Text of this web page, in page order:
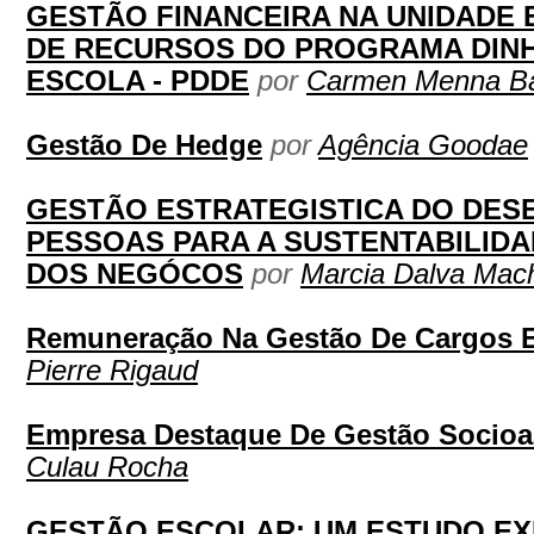
GESTÃO FINANCEIRA NA UNIDADE
DE RECURSOS DO PROGRAMA
ESCOLA - PDDE por Carmen Menna
Gestão De Hedge porAgência Goodae
GESTÃO ESTRATEGISTICA DO
PESSOAS PARA A
DOS NEGÓCOS por Marcia Dalva
Remuneração Na Gestão De Cargos
Pierre Rigaud
Empresa Destaque De Gestão
Culau Rocha